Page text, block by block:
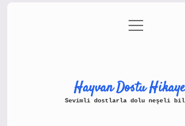
Gizlilik Politikası
menüyü
aç
Hayvan Dostu
Sevimli dostlarla dolu neşeli